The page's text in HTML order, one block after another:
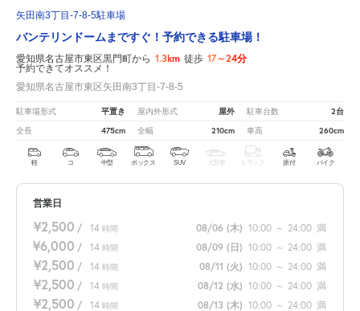
矢田南3丁目-7-8-5駐車場
バンテリンドームまですぐ！予約できる駐車場！
愛知県名古屋市東区黒門町から 1.3km 徒歩 17～24分
予約できてオススメ！
愛知県名古屋市東区矢田南3丁目-7-8-5
駐車場形式 平置き 屋内外形式 屋外 駐車台数 2台
全長 475cm 全幅 210cm 車高 260cm
軽 コ 中型 ボックス SUV 大型車 トラック 原付 バイク
営業日
¥2,500 / 14 時間 08/06 (木) 10:00 ～ 24:00 満
¥6,000 / 14 時間 08/09 (日) 10:00 ～ 24:00 満
¥2,500 / 14 時間 08/11 (火) 10:00 ～ 24:00 満
¥2,500 / 14 時間 08/12 (水) 10:00 ～ 24:00 満
¥2,500 / 14 時間 08/13 (木) 10:00 ～ 24:00 満